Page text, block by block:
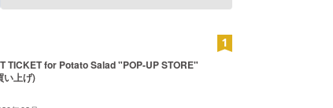
TICKET for Potato Salad "POP-UP STORE"
い上げ)